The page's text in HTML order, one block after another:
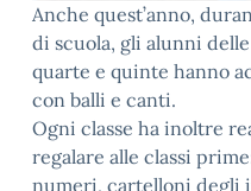
Anche quest’anno,
di scuola, gli alunni
quarte e quinte hanno
con balli e canti.
Ogni classe ha inoltre
regalare alle classi
numeri, cartelloni degli